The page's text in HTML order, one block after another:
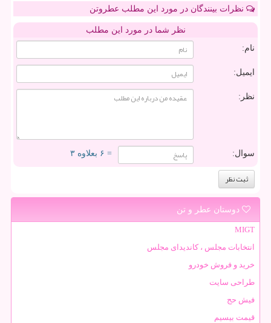
نظرات بینندگان در مورد این مطلب عطروتن
نظر شما در مورد این مطلب
نام:
ایمیل:
نظر:
سوال: = ۶ بعلاوه ۳
دوستان عطر و تن
MIGT
انتخابات مجلس ، کاندیدای مجلس
خرید و فروش خودرو
طراحی سایت
فیش حج
قیمت بیسیم